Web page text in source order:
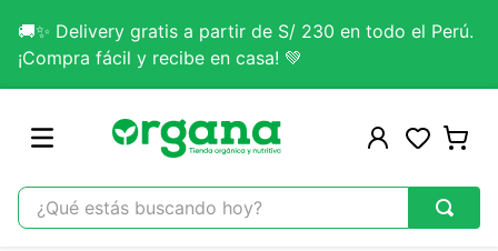
🚚✨ Delivery gratis a partir de S/ 230 en todo el Perú.
¡Compra fácil y recibe en casa! 💚
¿Qué estás buscando hoy?